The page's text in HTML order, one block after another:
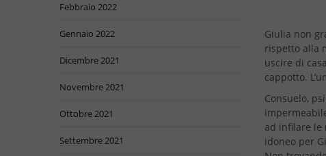
Giulia non
rispetto alla
uscire di
cappotto.
Consuelo,
ad infilare le
idoneo per
Febbraio 2022
Gennaio 2022
Dicembre 2021
Novembre 2021
Ottobre 2021
Settembre 2021